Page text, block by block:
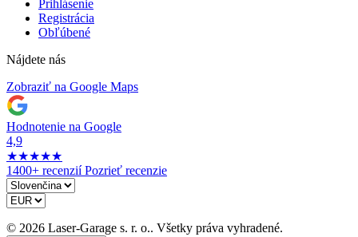
Prihlásenie
Registrácia
Obľúbené
Nájdete nás
Zobraziť na Google Maps
Hodnotenie na Google
4,9
★★★★★
1400+ recenzií Pozrieť recenzie
© 2026 Laser-Garage s. r. o.. Všetky práva vyhradené.